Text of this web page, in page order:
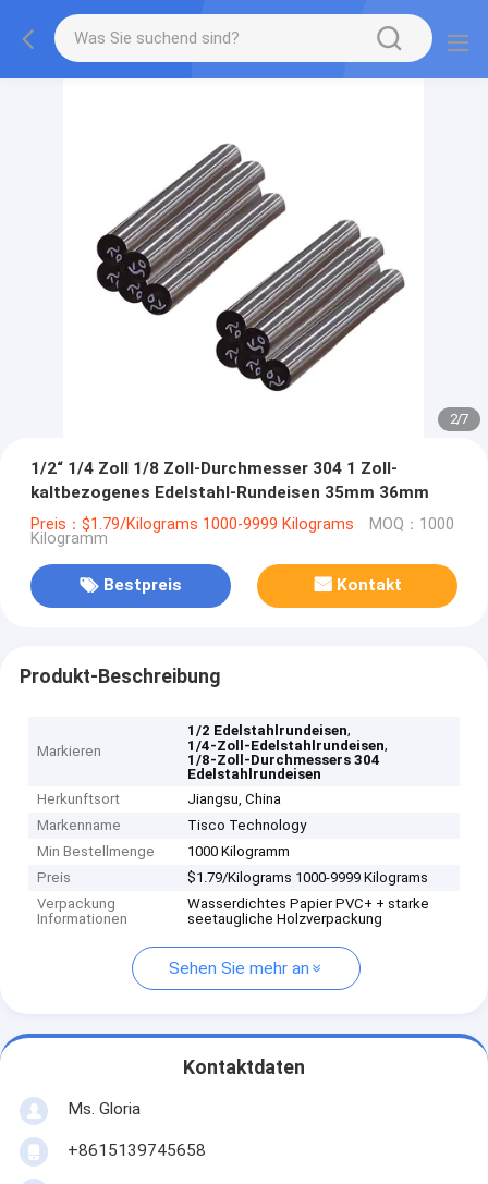
2/7
1/2“ 1/4 Zoll 1/8 Zoll-Durchmesser 304 1 Zoll-
kaltbezogenes Edelstahl-Rundeisen 35mm 36mm
Preis：$1.79/Kilograms 1000-9999 Kilograms MOQ：1000
Kilogramm
Bestpreis Kontakt
Produkt-Beschreibung
Markieren
1/2 Edelstahlrundeisen,
1/4-Zoll-Edelstahlrundeisen,
1/8-Zoll-Durchmessers 304
Edelstahlrundeisen
Herkunftsort
Jiangsu, China
Markenname
Tisco Technology
Min Bestellmenge
1000 Kilogramm
Preis
$1.79/Kilograms 1000-9999 Kilograms
Verpackung
Informationen
Wasserdichtes Papier PVC+ + starke
seetaugliche Holzverpackung
Sehen Sie mehr an
Kontaktdaten
Ms. Gloria
+8615139745658